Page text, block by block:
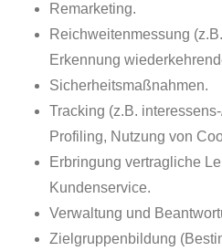
Remarketing.
Reichweitenmessung
Erkennung
Sicherheitsmaßnahmen.
Tracking (z.B.
Profiling, Nutzung von
Erbringung vertragliche
Kundenservice.
Verwaltung und
Zielgruppenbildung